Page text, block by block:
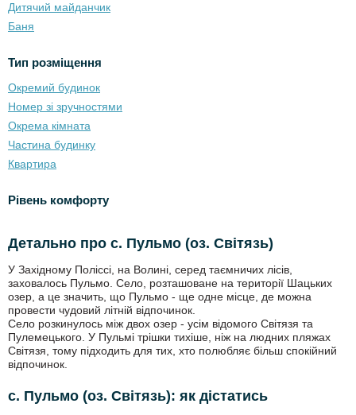
Дитячий майданчик
Баня
Тип розміщення
Окремий будинок
Номер зі зручностями
Окрема кімната
Частина будинку
Квартира
Рівень комфорту
Детально про с. Пульмо (оз. Світязь)
У Західному Поліссі, на Волині, серед таємничих лісів,
заховалось Пульмо. Село, розташоване на території Шацьких
озер, а це значить, що Пульмо - ще одне місце, де можна
провести чудовий літній відпочинок.
Село розкинулось між двох озер - усім відомого Світязя та
Пулемецького. У Пульмі трішки тихіше, ніж на людних пляжах
Світязя, тому підходить для тих, хто полюбляє більш спокійний
відпочинок.
с. Пульмо (оз. Світязь): як дістатись